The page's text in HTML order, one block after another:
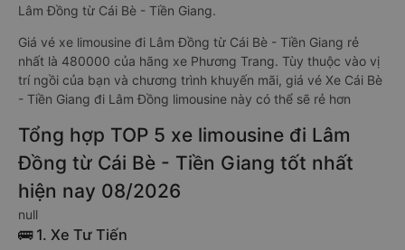
Lâm Đồng từ Cái Bè - Tiền Giang.
Giá vé xe limousine đi Lâm Đồng từ Cái Bè - Tiền Giang rẻ
nhất là 480000 của hãng xe Phương Trang. Tùy thuộc vào vị
trí ngồi của bạn và chương trình khuyến mãi, giá vé Xe Cái Bè
- Tiền Giang đi Lâm Đồng limousine này có thể sẽ rẻ hơn
Tổng hợp TOP 5 xe limousine đi Lâm
Đồng từ Cái Bè - Tiền Giang tốt nhất
hiện nay 08/2026
null
🚌 1. Xe Tư Tiến